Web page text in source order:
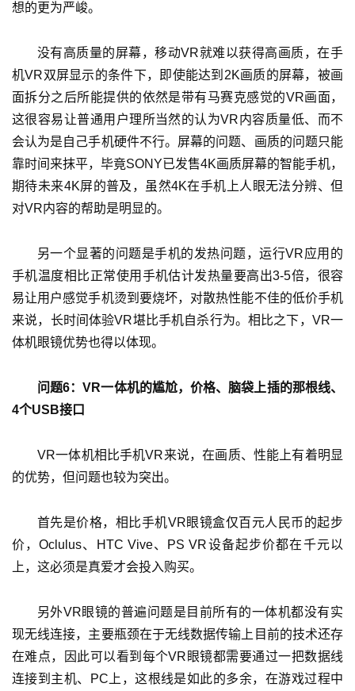
想的更为严峻。
没有高质量的屏幕，移动VR就难以获得高画质，在手
机VR双屏显示的条件下，即使能达到2K画质的屏幕，被画
面拆分之后所能提供的依然是带有马赛克感觉的VR画面，
这很容易让普通用户理所当然的认为VR内容质量低、而不
会认为是自己手机硬件不行。屏幕的问题、画质的问题只能
靠时间来抹平，毕竟SONY已发售4K画质屏幕的智能手机，
期待未来4K屏的普及，虽然4K在手机上人眼无法分辨、但
对VR内容的帮助是明显的。
另一个显著的问题是手机的发热问题，运行VR应用的
手机温度相比正常使用手机估计发热量要高出3-5倍，很容
易让用户感觉手机烫到要烧坏，对散热性能不佳的低价手机
来说，长时间体验VR堪比手机自杀行为。相比之下，VR一
体机眼镜优势也得以体现。
问题6：VR一体机的尴尬，价格、脑袋上插的那根线、
4个USB接口
VR一体机相比手机VR来说，在画质、性能上有着明显
的优势，但问题也较为突出。
首先是价格，相比手机VR眼镜盒仅百元人民币的起步
价，Oclulus、HTC Vive、PS VR设备起步价都在千元以
上，这必须是真爱才会投入购买。
另外VR眼镜的普遍问题是目前所有的一体机都没有实
现无线连接，主要瓶颈在于无线数据传输上目前的技术还存
在难点，因此可以看到每个VR眼镜都需要通过一把数据线
连接到主机、PC上，这根线是如此的多余，在游戏过程中